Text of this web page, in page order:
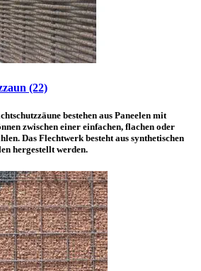
(22)
bestehen aus Paneelen mit
zwischen einer einfachen, flachen oder
Das Flechtwerk besteht aus synthetischen
hergestellt werden.